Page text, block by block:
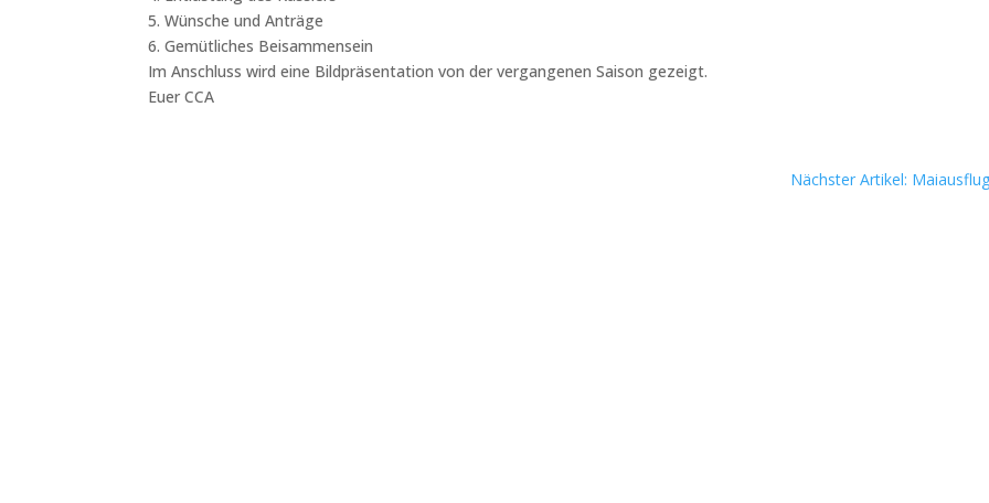
5. Wünsche und Anträge
6. Gemütliches Beisammensein
Im Anschluss wird eine Bildpräsentation von der vergangenen Saison gezeigt.
Euer CCA
Nächster Artikel: